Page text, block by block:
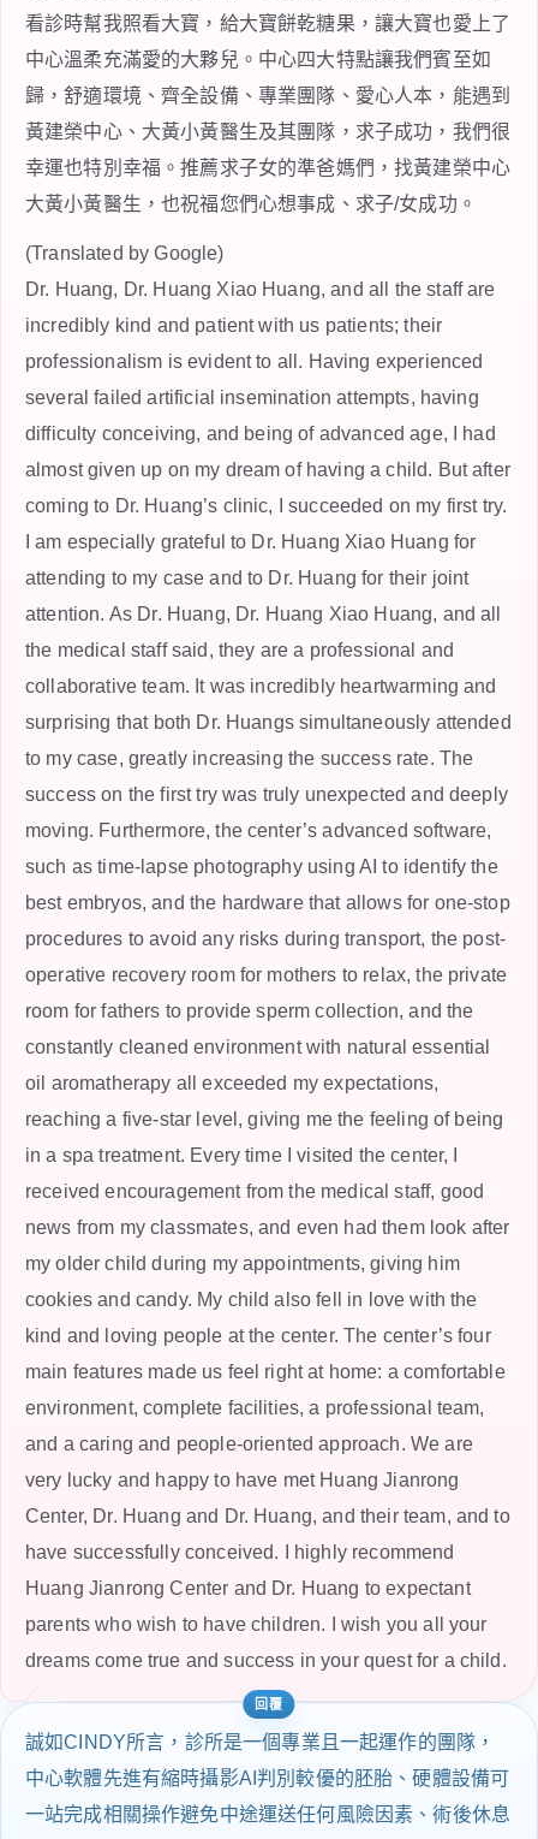
看診時幫我照看大寶，給大寶餅乾糖果，讓大寶也愛上了
中心溫柔充滿愛的大夥兒。中心四大特點讓我們賓至如
歸，舒適環境、齊全設備、專業團隊、愛心人本，能遇到
黃建榮中心、大黃小黃醫生及其團隊，求子成功，我們很
幸運也特別幸福。推薦求子女的準爸媽們，找黃建榮中心
大黃小黃醫生，也祝福您們心想事成、求子/女成功。
(Translated by Google)
Dr. Huang, Dr. Huang Xiao Huang, and all the staff are
incredibly kind and patient with us patients; their
professionalism is evident to all. Having experienced
several failed artificial insemination attempts, having
difficulty conceiving, and being of advanced age, I had
almost given up on my dream of having a child. But after
coming to Dr. Huang’s clinic, I succeeded on my first try.
I am especially grateful to Dr. Huang Xiao Huang for
attending to my case and to Dr. Huang for their joint
attention. As Dr. Huang, Dr. Huang Xiao Huang, and all
the medical staff said, they are a professional and
collaborative team. It was incredibly heartwarming and
surprising that both Dr. Huangs simultaneously attended
to my case, greatly increasing the success rate. The
success on the first try was truly unexpected and deeply
moving. Furthermore, the center’s advanced software,
such as time-lapse photography using AI to identify the
best embryos, and the hardware that allows for one-stop
procedures to avoid any risks during transport, the post-
operative recovery room for mothers to relax, the private
room for fathers to provide sperm collection, and the
constantly cleaned environment with natural essential
oil aromatherapy all exceeded my expectations,
reaching a five-star level, giving me the feeling of being
in a spa treatment. Every time I visited the center, I
received encouragement from the medical staff, good
news from my classmates, and even had them look after
my older child during my appointments, giving him
cookies and candy. My child also fell in love with the
kind and loving people at the center. The center’s four
main features made us feel right at home: a comfortable
environment, complete facilities, a professional team,
and a caring and people-oriented approach. We are
very lucky and happy to have met Huang Jianrong
Center, Dr. Huang and Dr. Huang, and their team, and to
have successfully conceived. I highly recommend
Huang Jianrong Center and Dr. Huang to expectant
parents who wish to have children. I wish you all your
dreams come true and success in your quest for a child.
誠如CINDY所言，診所是一個專業且一起運作的團隊，
中心軟體先進有縮時攝影AI判別較優的胚胎、硬體設備可
一站完成相關操作避免中途運送任何風險因素、術後休息